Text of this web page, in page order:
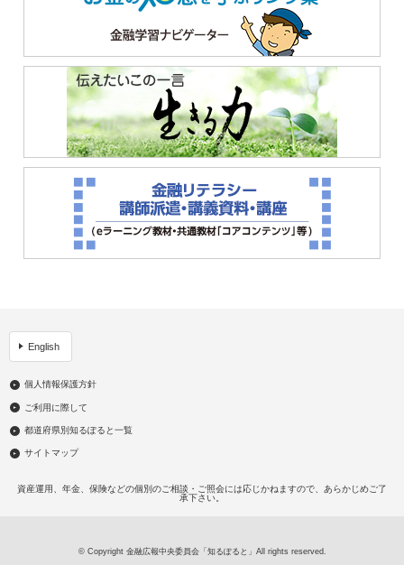
English
個人情報保護方針
ご利用に際して
都道府県別知るぽると一覧
サイトマップ
資産運用、年金、保険などの個別のご相談・ご照会には応じかねますので、あらかじめご了
承下さい。
© Copyright 金融広報中央委員会「知るぽると」All rights reserved.